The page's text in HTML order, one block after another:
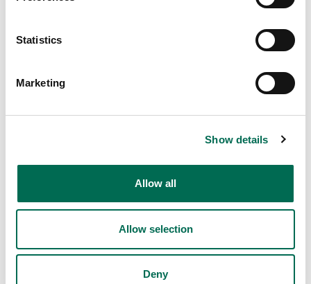
Statistics
Marketing
Show details
Allow all
Allow selection
Deny
Svenska morötter